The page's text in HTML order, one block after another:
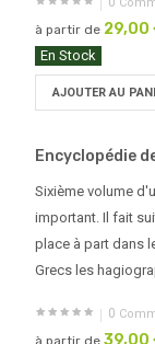
à partir de 29,00
En Stock
AJOUTER AU
Encyclopédie
Sixième volume
important. Il fait
place à part dans
Grecs les
0
à partir de 39,00